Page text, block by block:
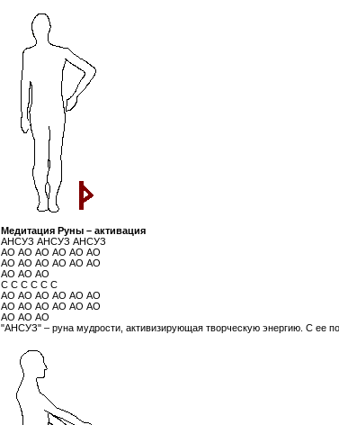
Медитация Руны – активация
AНСУЗ АНСУЗ АНСУЗ
AО АО АО АО АО АО
АО АО АО АО АО АО
АО АО АО
С С С С С С
AО АО АО АО АО АО
AО АО АО АО АО АО
AО AО AО
"АНСУЗ" – руна мудрости, активизирующая творческую энергию. С ее